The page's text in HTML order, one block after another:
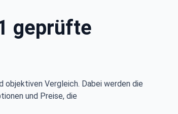
geprüfte
Vergleich. Dabei werden die
und Preise, die